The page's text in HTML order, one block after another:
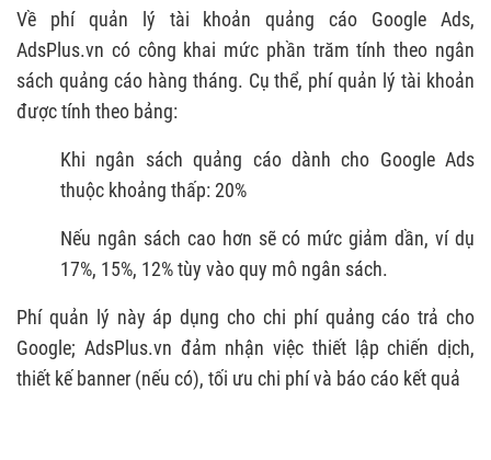
Về phí quản lý tài khoản quảng cáo Google Ads,
AdsPlus.vn có công khai mức phần trăm tính theo ngân
sách quảng cáo hàng tháng. Cụ thể, phí quản lý tài khoản
được tính theo bảng:
Khi ngân sách quảng cáo dành cho Google Ads
thuộc khoảng thấp: 20%
Nếu ngân sách cao hơn sẽ có mức giảm dần, ví dụ
17%, 15%, 12% tùy vào quy mô ngân sách.
Phí quản lý này áp dụng cho chi phí quảng cáo trả cho
Google; AdsPlus.vn đảm nhận việc thiết lập chiến dịch,
thiết kế banner (nếu có), tối ưu chi phí và báo cáo kết quả